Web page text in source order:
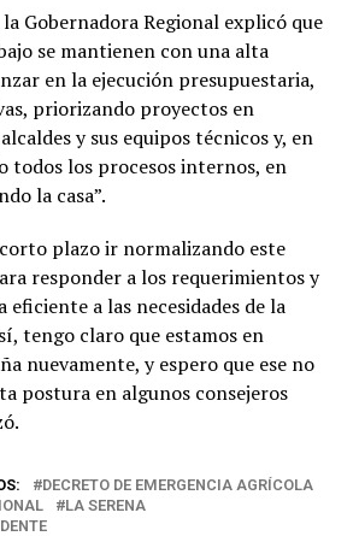
Gobernadora Regional explicó que
se mantienen con una alta
en la ejecución presupuestaria,
priorizando proyectos en
y sus equipos técnicos y, en
todos los procesos internos, en
la casa”.
plazo ir normalizando este
responder a los requerimientos y
a las necesidades de la
tengo claro que estamos en
nuevamente, y espero que ese no
postura en algunos consejeros
DECRETO DE EMERGENCIA AGRÍCOLA
LA SERENA